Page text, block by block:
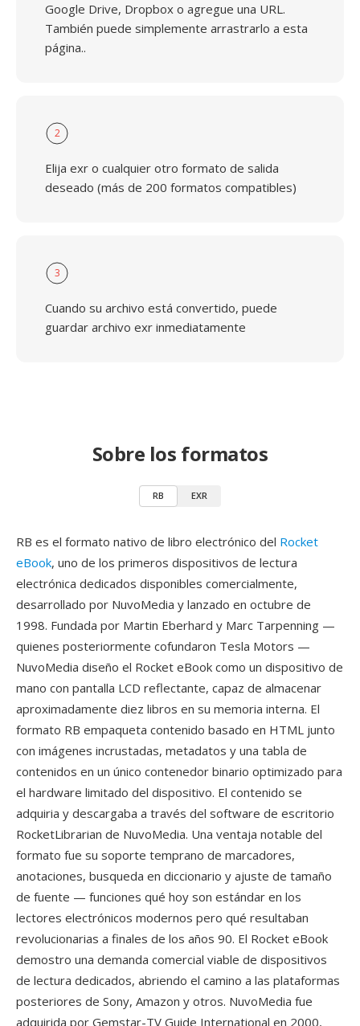
Google Drive, Dropbox o agregue una URL.
También puede simplemente arrastrarlo a esta
página..
2
Elija exr o cualquier otro formato de salida
deseado (más de 200 formatos compatibles)
3
Cuando su archivo está convertido, puede
guardar archivo exr inmediatamente
Sobre los formatos
RB EXR
RB es el formato nativo de libro electrónico del Rocket
eBook, uno de los primeros dispositivos de lectura
electrónica dedicados disponibles comercialmente,
desarrollado por NuvoMedia y lanzado en octubre de
1998. Fundada por Martin Eberhard y Marc Tarpenning —
quienes posteriormente cofundaron Tesla Motors —
NuvoMedia diseño el Rocket eBook como un dispositivo de
mano con pantalla LCD reflectante, capaz de almacenar
aproximadamente diez libros en su memoria interna. El
formato RB empaqueta contenido basado en HTML junto
con imágenes incrustadas, metadatos y una tabla de
contenidos en un único contenedor binario optimizado para
el hardware limitado del dispositivo. El contenido se
adquiria y descargaba a través del software de escritorio
RocketLibrarian de NuvoMedia. Una ventaja notable del
formato fue su soporte temprano de marcadores,
anotaciones, busqueda en diccionario y ajuste de tamaño
de fuente — funciones qué hoy son estándar en los
lectores electrónicos modernos pero qué resultaban
revolucionarias a finales de los años 90. El Rocket eBook
demostro una demanda comercial viable de dispositivos
de lectura dedicados, abriendo el camino a las plataformas
posteriores de Sony, Amazon y otros. NuvoMedia fue
adquirida por Gemstar-TV Guide International en 2000,